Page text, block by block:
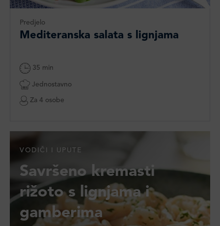
Predjelo
Mediteranska salata s lignjama​
35 min
Jednostavno
Za 4 osobe
VODIČI I UPUTE
Savršeno kremasti
rižoto s lignjama i
gamberima